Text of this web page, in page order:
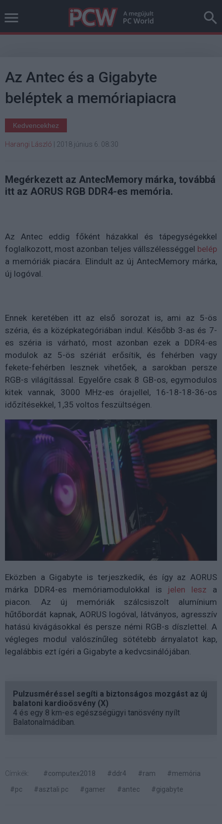
Az Antec és a Gigabyte
beléptek a memóriapiacra
Kedvencekhez
Harangi László 2018 június 6. 08:30
Megérkezett az AntecMemory márka, továbbá
itt az AORUS RGB DDR4-es memória.
Az Antec eddig főként házakkal és tápegységekkel
foglalkozott, most azonban teljes vállszélességgel belép
a memóriák piacára. Elindult az új AntecMemory márka,
új logóval.
Ennek keretében itt az első sorozat is, ami az 5-ös
széria, és a középkategóriában indul. Később 3-as és 7-
es széria is várható, most azonban ezek a DDR4-es
modulok az 5-ös szériát erősítik, és fehérben vagy
fekete-fehérben lesznek vihetőek, a sarokban persze
RGB-s világítással. Egyelőre csak 8 GB-os, egymodulos
kitek vannak, 3000 MHz-es órajellel, 16-18-18-36-os
időzítésekkel, 1,35 voltos feszültségen.
Eközben a Gigabyte is terjeszkedik, és így az AORUS
márka DDR4-es memóriamodulokkal is jelen lesz a
piacon. Az új memóriák szálcsiszolt alumínium
hűtőbordát kapnak, AORUS logóval, látványos, agresszív
hatású kivágásokkal és persze némi RGB-s díszlettel. A
végleges modul valószínűleg sötétebb árnyalatot kap,
legalábbis ezt ígéri a Gigabyte a kedvcsinálójában.
Pulzusméréssel segíti a biztonságos mozgást az új
balatoni kardioösvény (X)
4 és egy 8 km-es egészségügyi tanösvény nyílt
Balatonalmádiban.
Címkék: #computex2018 #ddr4 #ram
#memória
#pc
#asztali pc #gamer #antec #gigabyte